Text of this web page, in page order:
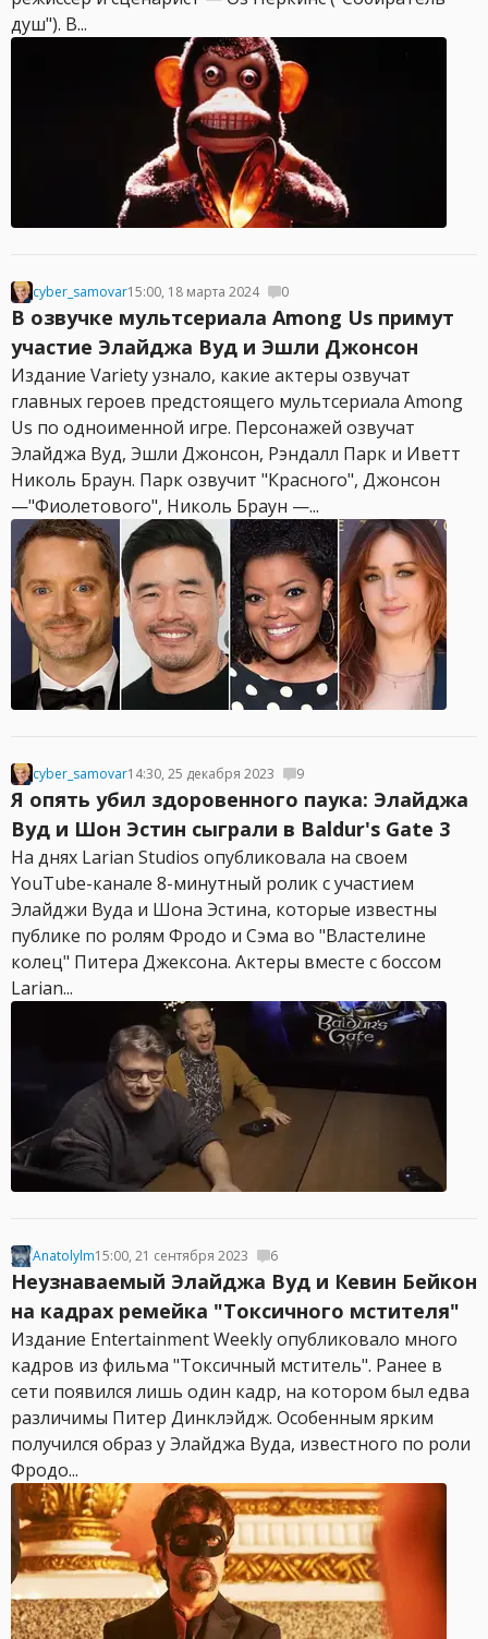
душ"). В...
cyber_samovar15:00, 18 марта 2024 0
В озвучке мультсериала Among Us примут
участие Элайджа Вуд и Эшли Джонсон
Издание Variety узнало, какие актеры озвучат
главных героев предстоящего мультсериала Among
Us по одноименной игре. Персонажей озвучат
Элайджа Вуд, Эшли Джонсон, Рэндалл Парк и Иветт
Николь Браун. Парк озвучит "Красного", Джонсон
—"Фиолетового", Николь Браун —...
cyber_samovar14:30, 25 декабря 2023 9
Я опять убил здоровенного паука: Элайджа
Вуд и Шон Эстин сыграли в Baldur's Gate 3
На днях Larian Studios опубликовала на своем
YouTube-канале 8-минутный ролик с участием
Элайджи Вуда и Шона Эстина, которые известны
публике по ролям Фродо и Сэма во "Властелине
колец" Питера Джексона. Актеры вместе с боссом
Larian...
Anatolylm15:00, 21 сентября 2023 6
Неузнаваемый Элайджа Вуд и Кевин Бейкон
на кадрах ремейка "Токсичного мстителя"
Издание Entertainment Weekly опубликовало много
кадров из фильма "Токсичный мститель". Ранее в
сети появился лишь один кадр, на котором был едва
различимы Питер Динклэйдж. Особенным ярким
получился образ у Элайджа Вуда, известного по роли
Фродо...